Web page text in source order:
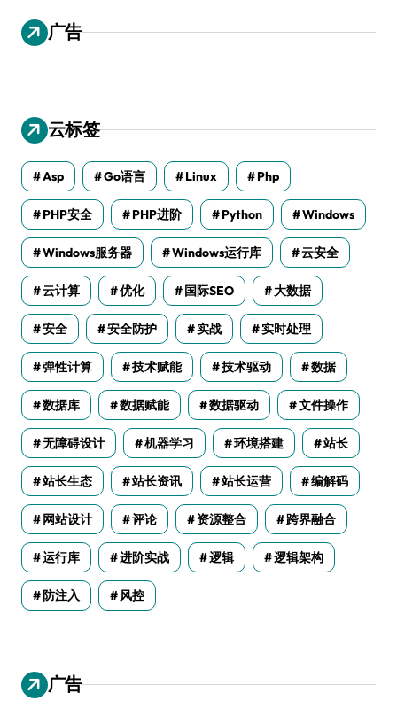
广告
云标签
Asp Go语言 Linux Php
PHP安全 PHP进阶 Python Windows
Windows服务器 Windows运行库 云安全
云计算 优化 国际SEO 大数据
安全 安全防护 实战 实时处理
弹性计算 技术赋能 技术驱动 数据
数据库 数据赋能 数据驱动 文件操作
无障碍设计 机器学习 环境搭建 站长
站长生态 站长资讯 站长运营 编解码
网站设计 评论 资源整合 跨界融合
运行库 进阶实战 逻辑 逻辑架构
防注入 风控
广告